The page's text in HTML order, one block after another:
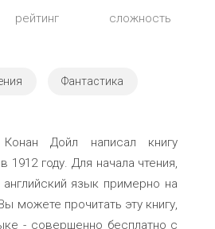
рейтинг сложность
Фантастика
Конан Дойл написал книгу
1912 году. Для начала чтения,
язык примерно на
можете прочитать эту книгу,
- совершенно бесплатно с